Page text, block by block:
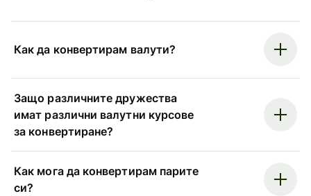
Как да конвертирам валути?
Защо различните дружества
имат различни валутни курсове
за конвертиране?
Как мога да конвертирам парите
си?